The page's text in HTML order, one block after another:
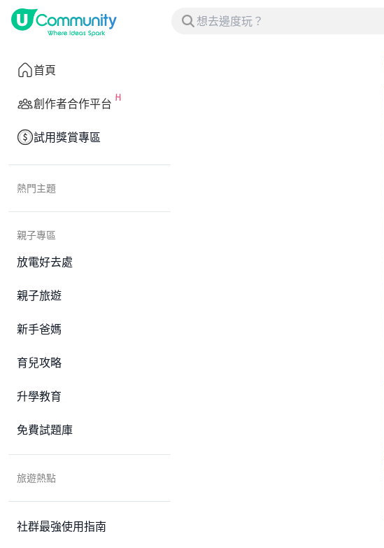
首頁
創作者合作平台
試用獎賞專區
熱門主題
親子專區
放電好去處
親子旅遊
新手爸媽
育兒攻略
升學教育
免費試題庫
旅遊熱點
社群最強使用指南